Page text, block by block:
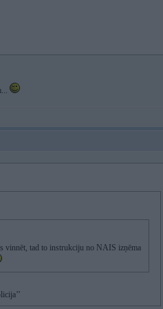
vinnēt, tad to instrukciju no NAIS izņēma